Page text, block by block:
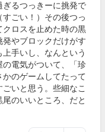
るつっきーに挑発で
すごい！）その後つっ
クロスを止めた時の黒
やブロックだけがす
手いし、なんという
電気がついて、「珍
のゲームしてたって
いと思う。些細なこ
のいいところ、だと